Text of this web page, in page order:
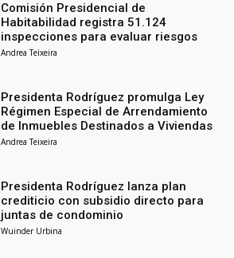
Comisión Presidencial de
Habitabilidad registra 51.124
inspecciones para evaluar riesgos
Andrea Teixeira
Presidenta Rodríguez promulga Ley
Régimen Especial de Arrendamiento
de Inmuebles Destinados a Viviendas
Andrea Teixeira
Presidenta Rodríguez lanza plan
crediticio con subsidio directo para
juntas de condominio
Wuinder Urbina